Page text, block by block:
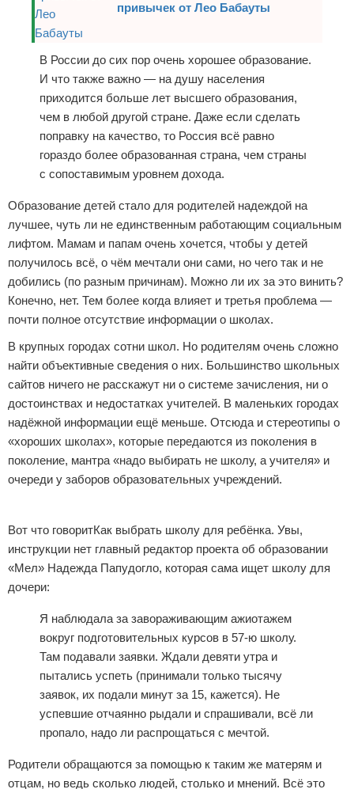
привычек от Лео Бабауты
В России до сих пор очень хорошее образование.
И что также важно — на душу населения
приходится больше лет высшего образования,
чем в любой другой стране. Даже если сделать
поправку на качество, то Россия всё равно
гораздо более образованная страна, чем страны
с сопоставимым уровнем дохода.
Образование детей стало для родителей надеждой на
лучшее, чуть ли не единственным работающим социальным
лифтом. Мамам и папам очень хочется, чтобы у детей
получилось всё, о чём мечтали они сами, но чего так и не
добились (по разным причинам). Можно ли их за это винить?
Конечно, нет. Тем более когда влияет и третья проблема —
почти полное отсутствие информации о школах.
В крупных городах сотни школ. Но родителям очень сложно
найти объективные сведения о них. Большинство школьных
сайтов ничего не расскажут ни о системе зачисления, ни о
достоинствах и недостатках учителей. В маленьких городах
надёжной информации ещё меньше. Отсюда и стереотипы о
«хороших школах», которые передаются из поколения в
поколение, мантра «надо выбирать не школу, а учителя» и
очереди у заборов образовательных учреждений.
Вот что говоритКак выбрать школу для ребёнка. Увы,
инструкции нет главный редактор проекта об образовании
«Мел» Надежда Папудогло, которая сама ищет школу для
дочери:
Я наблюдала за завораживающим ажиотажем
вокруг подготовительных курсов в 57-ю школу.
Там подавали заявки. Ждали девяти утра и
пытались успеть (принимали только тысячу
заявок, их подали минут за 15, кажется). Не
успевшие отчаянно рыдали и спрашивали, всё ли
пропало, надо ли распрощаться с мечтой.
Родители обращаются за помощью к таким же матерям и
отцам, но ведь сколько людей, столько и мнений. Всё это